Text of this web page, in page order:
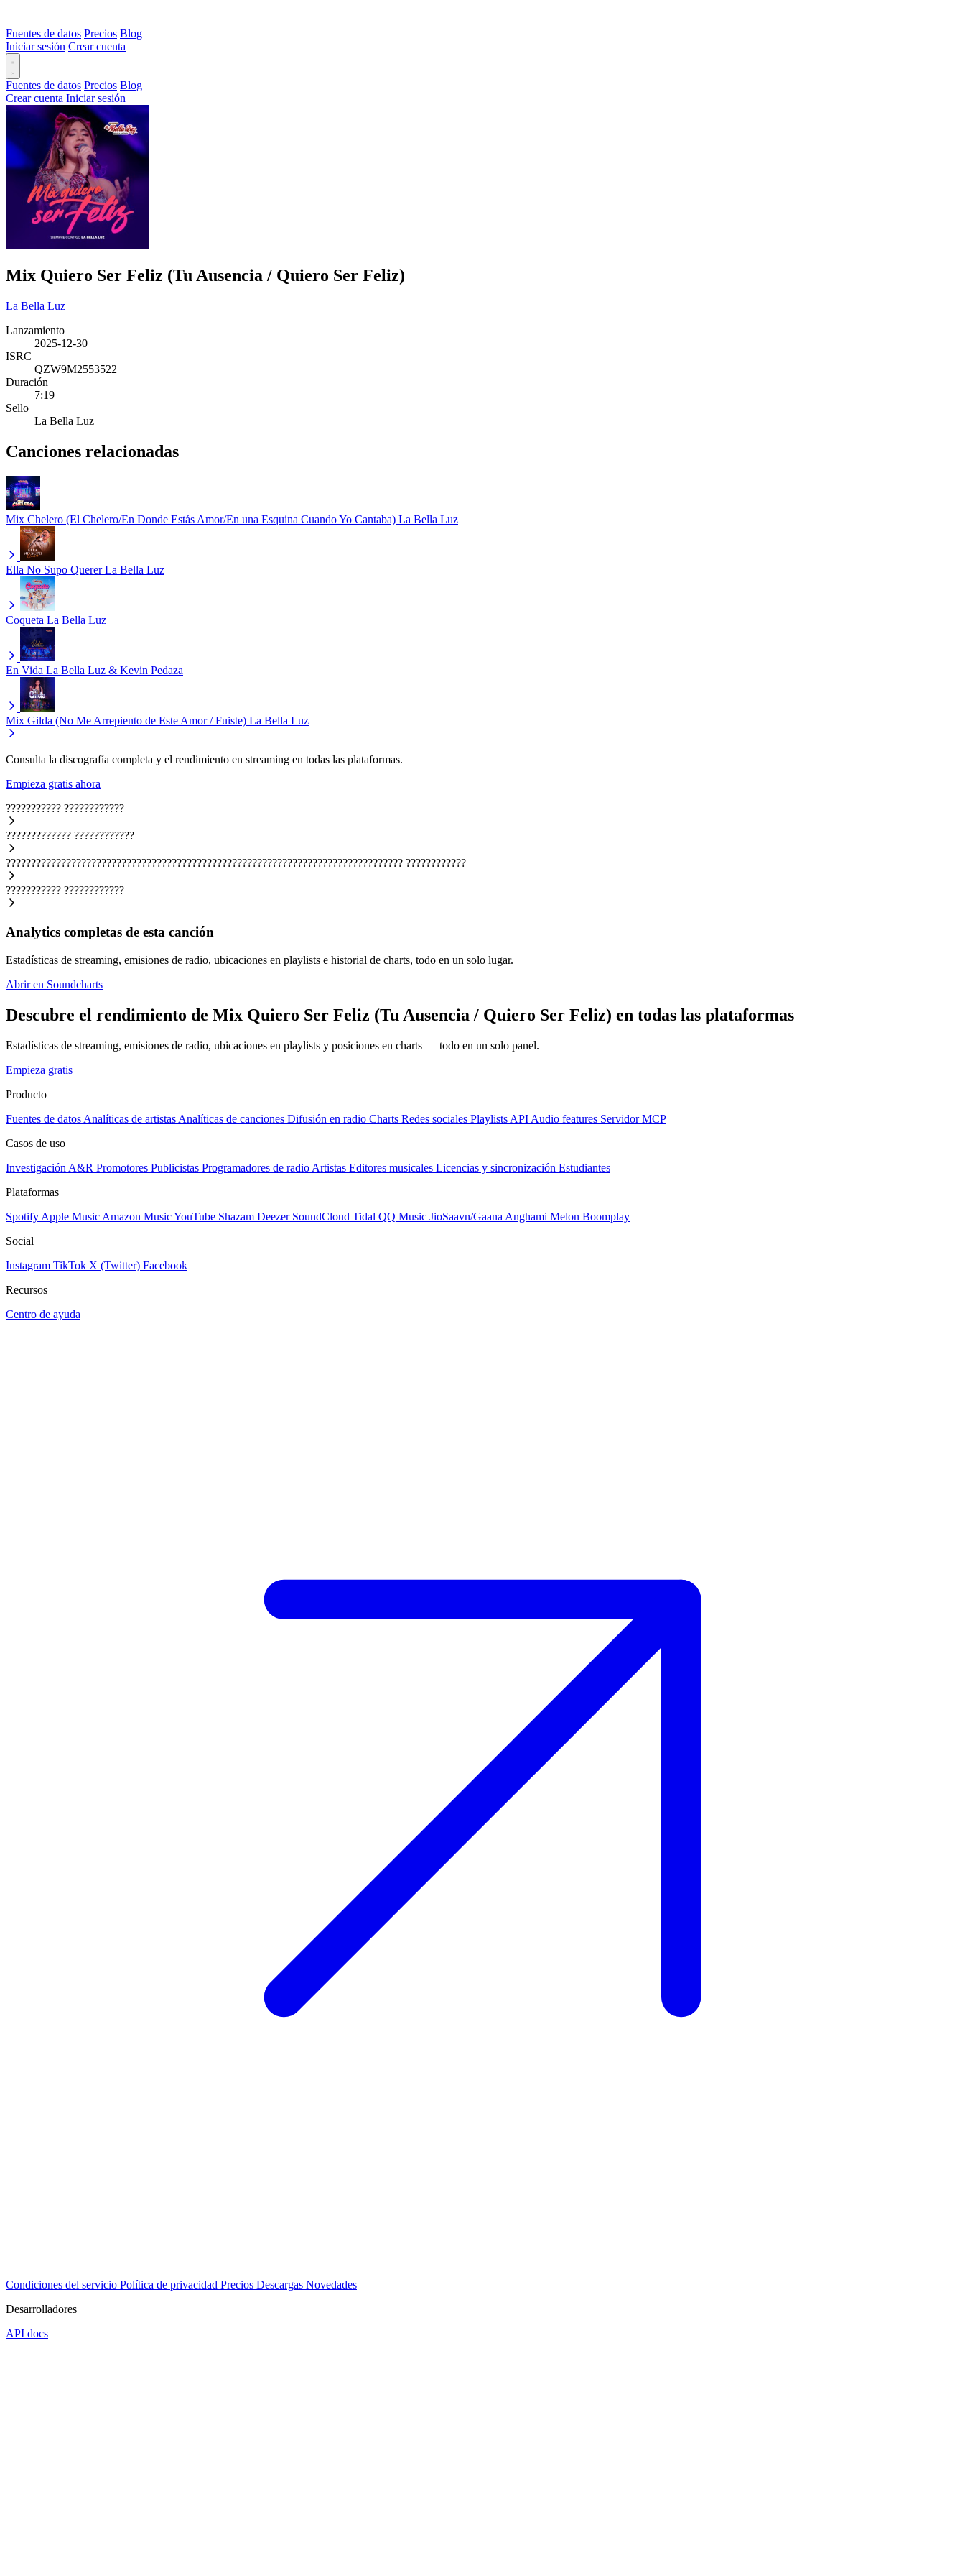
Fuentes de datos Precios Blog
Iniciar sesión Crear cuenta
Fuentes de datos Precios Blog
Crear cuenta Iniciar sesión
Mix Quiero Ser Feliz (Tu Ausencia / Quiero Ser Feliz)
La Bella Luz
Lanzamiento
2025-12-30
ISRC
QZW9M2553522
Duración
7:19
Sello
La Bella Luz
Canciones relacionadas
Mix Chelero (El Chelero/En Donde Estás Amor/En una Esquina Cuando Yo Cantaba) La Bella Luz
Ella No Supo Querer La Bella Luz
Coqueta La Bella Luz
En Vida La Bella Luz & Kevin Pedaza
Mix Gilda (No Me Arrepiento de Este Amor / Fuiste) La Bella Luz
Consulta la discografía completa y el rendimiento en streaming en todas las plataformas.
Empieza gratis ahora
??????????? ????????????
????????????? ????????????
??????????????????????????????????????????????????????????????????????????????? ????????????
??????????? ????????????
Analytics completas de esta canción
Estadísticas de streaming, emisiones de radio, ubicaciones en playlists e historial de charts, todo en un solo lugar.
Abrir en Soundcharts
Descubre el rendimiento de Mix Quiero Ser Feliz (Tu Ausencia / Quiero Ser Feliz) en todas las plataformas
Estadísticas de streaming, emisiones de radio, ubicaciones en playlists y posiciones en charts — todo en un solo panel.
Empieza gratis
Producto
Fuentes de datos Analíticas de artistas Analíticas de canciones Difusión en radio Charts Redes sociales Playlists API Audio features Servidor MCP
Casos de uso
Investigación A&R Promotores Publicistas Programadores de radio Artistas Editores musicales Licencias y sincronización Estudiantes
Plataformas
Spotify Apple Music Amazon MusicYouTube Shazam Deezer SoundCloud Tidal QQ Music JioSaavn/Gaana Anghami Melon Boomplay
Social
Instagram TikTok X (Twitter) Facebook
Recursos
Centro de ayuda
Condiciones del servicio Política de privacidad Precios Descargas Novedades
Desarrolladores
API docs